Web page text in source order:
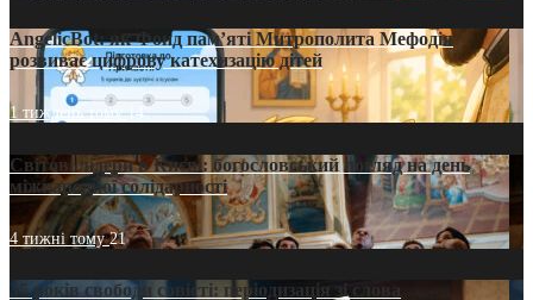
AngelicBot: як Фонд пам’яті Митрополита Мефодія
розвиває цифрову катехизацію дітей
1 тиждень тому14
Світові лідери в Києві: богословський погляд на день
міжнародної солідарності
4 тижні тому21
35 років свободи совісті: періодизація зі слова